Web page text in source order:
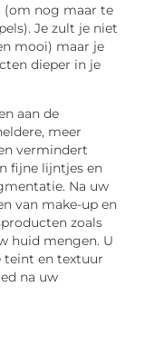
(om nog maar te
Je zult je niet
mooi) maar je
dieper in je
aan de
meer
vermindert
fijne lijntjes en
Na uw
van make-up en
zoals
huid mengen. U
teint en textuur
na uw